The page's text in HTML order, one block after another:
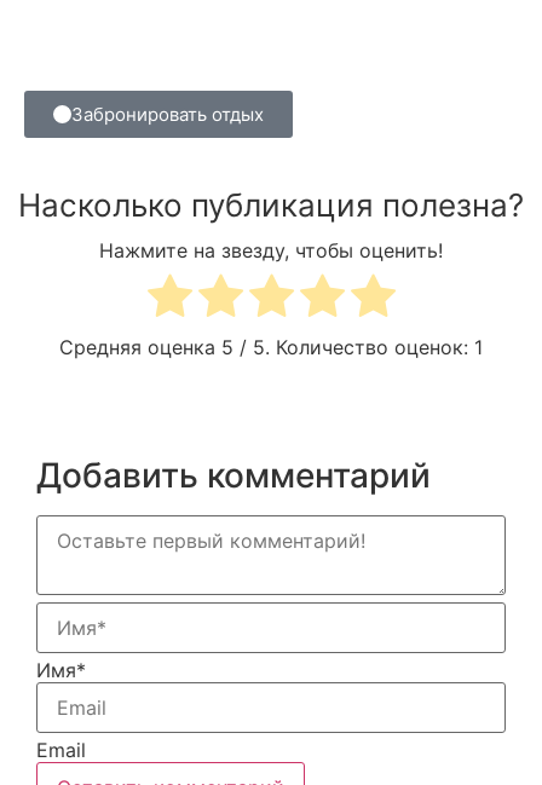
Забронировать отдых
Насколько публикация полезна?
Нажмите на звезду, чтобы оценить!
Средняя оценка 5 / 5. Количество оценок: 1
Добавить комментарий
Имя*
Email